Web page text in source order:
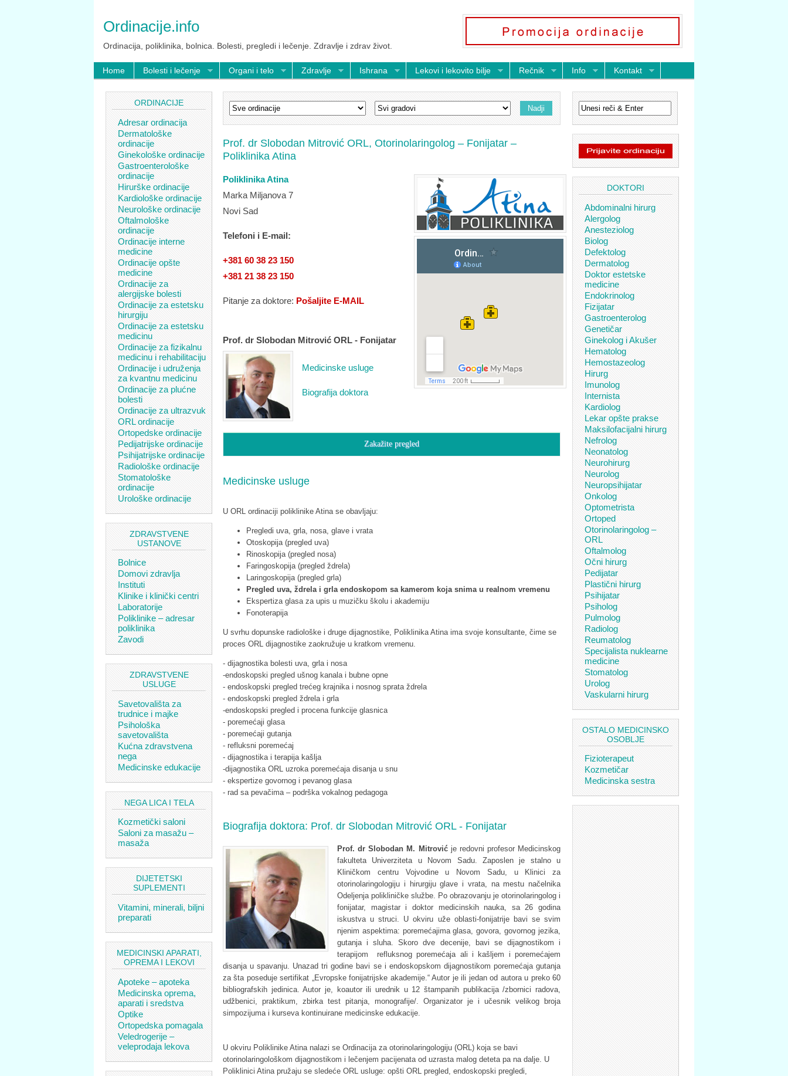
Ordinacije.info
Ordinacija, poliklinika, bolnica. Bolesti, pregledi i lečenje. Zdravlje i zdrav život.
Home Bolesti i lečenje Organi i telo Zdravlje Ishrana Lekovi i lekovito bilje Rečnik Info Kontakt
ORDINACIJE
Adresar ordinacija
Dermatološke
ordinacije
Ginekološke ordinacije
Gastroenterološke
ordinacije
Hirurške ordinacije
Kardiološke ordinacije
Neurološke ordinacije
Oftalmološke
ordinacije
Ordinacije interne
medicine
Ordinacije opšte
medicine
Ordinacije za
alergijske bolesti
Ordinacije za estetsku
hirurgiju
Ordinacije za estetsku
medicinu
Ordinacije za fizikalnu
medicinu i rehabilitaciju
Ordinacije i udruženja
za kvantnu medicinu
Ordinacije za plućne
bolesti
Ordinacije za ultrazvuk
ORL ordinacije
Ortopedske ordinacije
Pedijatrijske ordinacije
Psihijatrijske ordinacije
Radiološke ordinacije
Stomatološke
ordinacije
Urološke ordinacije
ZDRAVSTVENE
USTANOVE
Bolnice
Domovi zdravlja
Instituti
Klinike i klinički centri
Laboratorije
Poliklinike – adresar
poliklinika
Zavodi
ZDRAVSTVENE
USLUGE
Savetovališta za
trudnice i majke
Psihološka
savetovališta
Kućna zdravstvena
nega
Medicinske edukacije
NEGA LICA I TELA
Kozmetički saloni
Saloni za masažu –
masaža
DIJETETSKI
SUPLEMENTI
Vitamini, minerali, biljni
preparati
MEDICINSKI APARATI,
OPREMA I LEKOVI
Apoteke – apoteka
Medicinska oprema,
aparati i sredstva
Optike
Ortopedska pomagala
Veledrogerije –
veleprodaja lekova
Prof. dr Slobodan Mitrović ORL, Otorinolaringolog – Fonijatar –
Poliklinika Atina
Poliklinika Atina
Marka Miljanova 7
Novi Sad
Telefoni i E-mail:
+381 60 38 23 150
+381 21 38 23 150
Pitanje za doktore: Pošaljite E-MAIL
Prof. dr Slobodan Mitrović ORL - Fonijatar
Medicinske usluge
Biografija doktora
Zakažite pregled
Medicinske usluge
U ORL ordinaciji poliklinike Atina se obavljaju:
Pregledi uva, grla, nosa, glave i vrata
Otoskopija (pregled uva)
Rinoskopija (pregled nosa)
Faringoskopija (pregled ždrela)
Laringoskopija (pregled grla)
Pregled uva, ždrela i grla endoskopom sa kamerom koja snima u realnom vremenu
Ekspertiza glasa za upis u muzičku školu i akademiju
Fonoterapija
U svrhu dopunske radiološke i druge dijagnostike, Poliklinika Atina ima svoje konsultante, čime se
proces ORL dijagnostike zaokružuje u kratkom vremenu.
- dijagnostika bolesti uva, grla i nosa
-endoskopski pregled ušnog kanala i bubne opne
- endoskopski pregled trećeg krajnika i nosnog sprata ždrela
- endoskopski pregled ždrela i grla
-endoskopski pregled i procena funkcije glasnica
- poremećaji glasa
- poremećaji gutanja
- refluksni poremećaj
- dijagnostika i terapija kašlja
-dijagnostika ORL uzroka poremećaja disanja u snu
- ekspertize govornog i pevanog glasa
- rad sa pevačima – podrška vokalnog pedagoga
Biografija doktora: Prof. dr Slobodan Mitrović ORL - Fonijatar
Prof. dr Slobodan M. Mitrovićje redovni profesor Medicinskog
fakulteta Univerziteta u Novom Sadu. Zaposlen je stalno u
Kliničkom centru Vojvodine u Novom Sadu, u Klinici za
otorinolaringologiju i hirurgiju glave i vrata, na mestu načelnika
Odeljenja polikliničke službe. Po obrazovanju je otorinolaringolog i
fonijatar, magistar i doktor medicinskih nauka, sa 26 godina
iskustva u struci. U okviru uže oblasti-fonijatrije bavi se svim
njenim aspektima: poremećajima glasa, govora, govornog jezika,
gutanja i sluha. Skoro dve decenije, bavi se dijagnostikom i
terapijom refluksnog poremećaja ali i kašljem i poremećajem
disanja u spavanju. Unazad tri godine bavi se i endoskopskom dijagnostikom poremećaja gutanja
za šta poseduje sertifikat „Evropske fonijatrijske akademije.“ Autor je ili jedan od autora u preko 60
bibliografskih jedinica. Autor je, koautor ili urednik u 12 štampanih publikacija /zbornici radova,
udžbenici, praktikum, zbirka test pitanja, monografije/. Organizator je i učesnik velikog broja
simpozijuma i kurseva kontinuirane medicinske edukacije.
U okviru Poliklinike Atina nalazi se Ordinacija za otorinolaringologiju (ORL) koja se bavi
otorinolaringološkom dijagnostikom i lečenjem pacijenata od uzrasta malog deteta pa na dalje. U
Poliklinici Atina pružaju se sledeće ORL usluge: opšti ORL pregled, endoskopski pregledi,
DOKTORI
Abdominalni hirurg
Alergolog
Anesteziolog
Biolog
Defektolog
Dermatolog
Doktor estetske
medicine
Endokrinolog
Fizijatar
Gastroenterolog
Genetičar
Ginekolog i Akušer
Hematolog
Hemostazeolog
Hirurg
Imunolog
Internista
Kardiolog
Lekar opšte prakse
Maksilofacijalni hirurg
Nefrolog
Neonatolog
Neurohirurg
Neurolog
Neuropsihijatar
Onkolog
Optometrista
Ortoped
Otorinolaringolog –
ORL
Oftalmolog
Očni hirurg
Pedijatar
Plastični hirurg
Psihijatar
Psiholog
Pulmolog
Radiolog
Reumatolog
Specijalista nuklearne
medicine
Stomatolog
Urolog
Vaskularni hirurg
OSTALO MEDICINSKO
OSOBLJE
Fizioterapeut
Kozmetičar
Medicinska sestra